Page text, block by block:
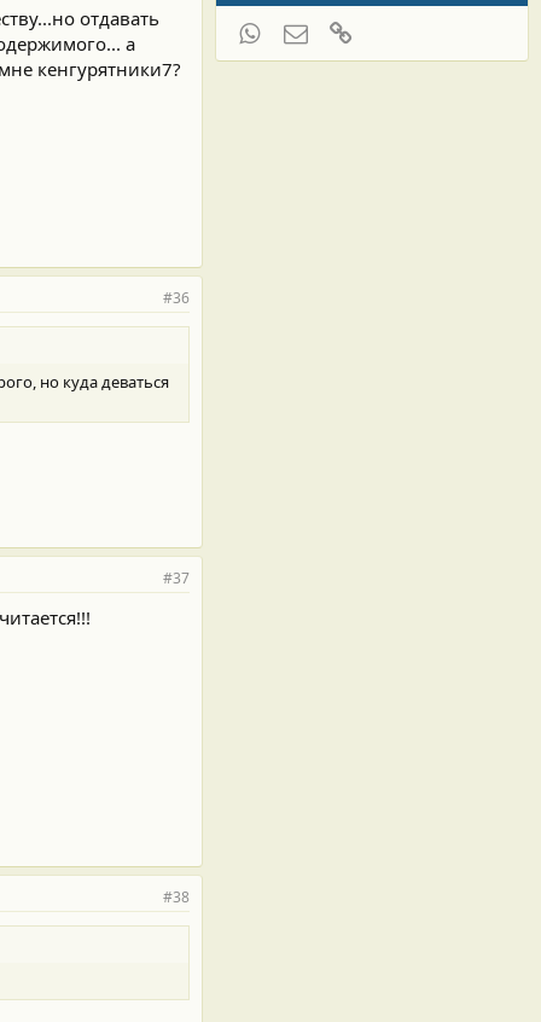
отдавать
а
кенгурятники7?
#36
но куда деваться
#37
#38
WhatsAppЭлектронная почта